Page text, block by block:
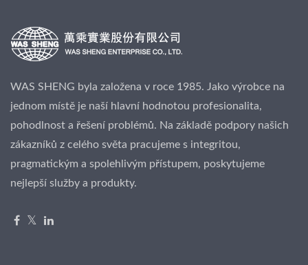
WAS SHENG byla založena v roce 1985. Jako výrobce na
jednom místě je naší hlavní hodnotou profesionalita,
pohodlnost a řešení problémů. Na základě podpory našich
zákazníků z celého světa pracujeme s integritou,
pragmatickým a spolehlivým přístupem, poskytujeme
nejlepší služby a produkty.